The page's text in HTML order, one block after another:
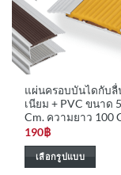
may
chosen
on
the
product
page
แผ่นครอบบันไดกับลื่
เนียม + PVC ขนาด
Cm. ความยาว 100
190฿
เลือกรูปแบบ